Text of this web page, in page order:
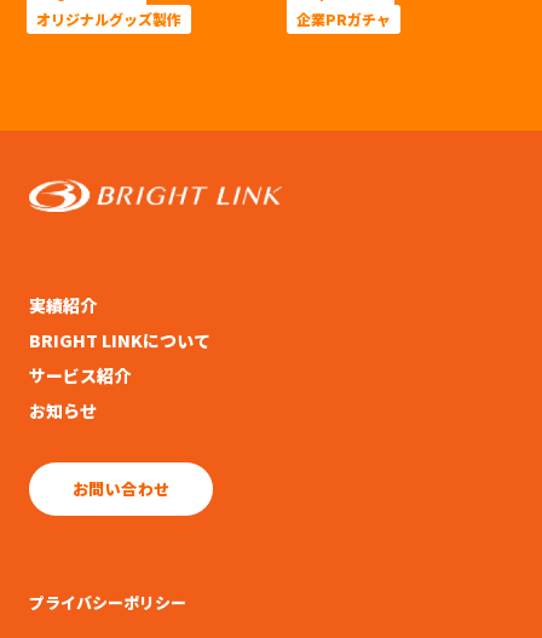
オリジナルグッズ製作 企業PRガチャ
実績紹介
BRIGHT LINKについて
サービス紹介
お知らせ
お問い合わせ
プライバシーポリシー